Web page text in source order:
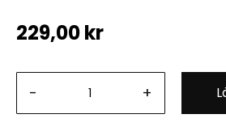
229,00 kr
- +